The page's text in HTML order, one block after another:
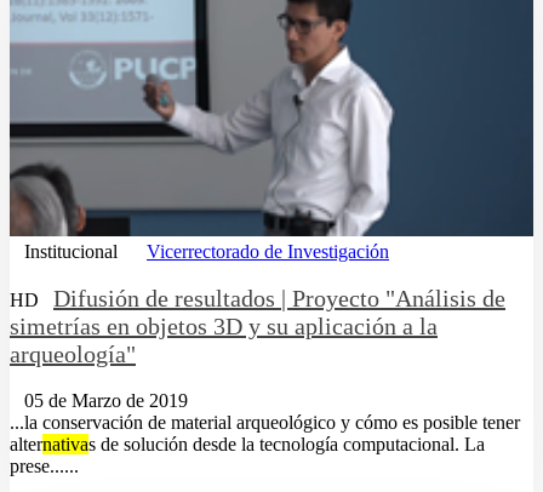
Institucional Vicerrectorado de Investigación
HD
Difusión de resultados | Proyecto "Análisis de
simetrías en objetos 3D y su aplicación a la
arqueología"
05 de Marzo de 2019
...la conservación de material arqueológico y cómo es posible tener
alternativas de solución desde la tecnología computacional. La
prese......